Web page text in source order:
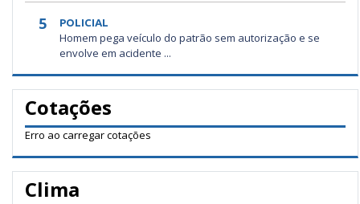
5 POLICIAL
Homem pega veículo do patrão sem autorização e se
envolve em acidente ...
Cotações
Erro ao carregar cotações
Clima